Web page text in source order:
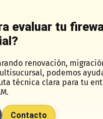
evaluar tu
renovación,
podemos
técnica clara para tu
Contacto